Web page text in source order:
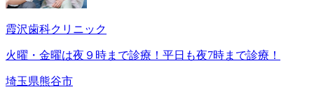
霞沢歯科クリニック
火曜・金曜は夜９時まで診療！平日も夜7時まで診療！
埼玉県熊谷市